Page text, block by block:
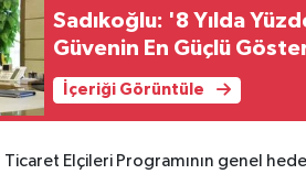
Sadıkoğlu: '8 Yılda
Güvenin En Güçlü
İçeriği Görüntüle
Ticaret Elçileri Programının genel